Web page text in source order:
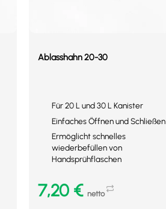
Ablasshahn 20-30
Für 20 L und 30 L Kanister
Einfaches Öffnen und Schließen
Ermöglicht schnelles
wiederbefüllen von
Handsprühflaschen
7,20 € netto